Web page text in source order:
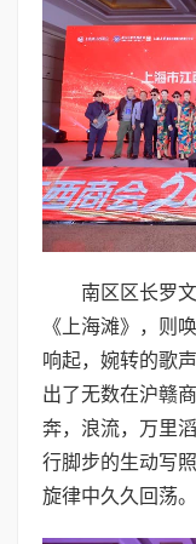
南区区长罗
《上海滩》，则
响起，婉转的歌
出了无数在沪赣
奔，浪流，万里
行脚步的生动写
旋律中久久回荡。